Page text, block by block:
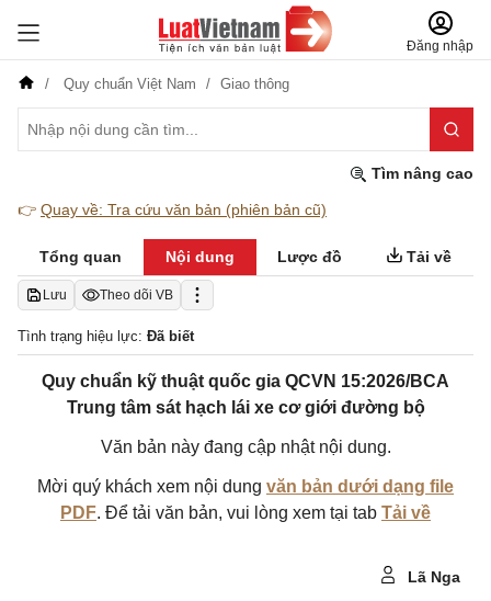
Đăng nhập
Quy chuẩn Việt Nam Giao thông
Tìm nâng cao
👉 Quay về: Tra cứu văn bản (phiên bản cũ)
Tổng quan Nội dung Lược đồ Tải về
Lưu Theo dõi VB
Tình trạng hiệu lực: Đã biết
Quy chuẩn kỹ thuật quốc gia QCVN 15:2026/BCA
Trung tâm sát hạch lái xe cơ giới đường bộ
Văn bản này đang cập nhật nội dung.
Mời quý khách xem nội dung văn bản dưới dạng file
PDF. Để tải văn bản, vui lòng xem tại tab Tải về
Lã Nga